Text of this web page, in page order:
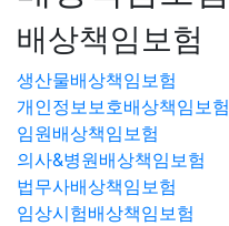
배상책임보험
생산물배상책임보험
개인정보보호배상책임보험
임원배상책임보험
의사&병원배상책임보험
법무사배상책임보험
임상시험배상책임보험